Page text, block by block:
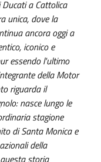
a Cattolica
unica, dove la
ancora oggi a
iconico e
essendo l'ultimo
della Motor
riguarda il
nasce lungo le
stagione
di Santa Monica e
della
storia